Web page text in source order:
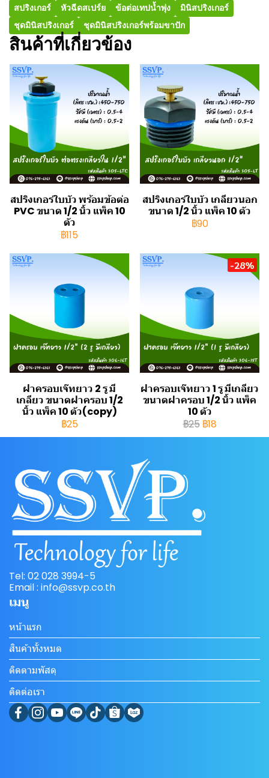
สปริงเกอร์
หัวฉีดสเปร์ย ข้อต่อเทปน้ำพุ่ง
มินิสปริงเกอร์
ชุดมินิสปริงเกอร์
ชุดมินิสปริงเกอร์พร้อมขาปัก
สินค้าที่เกี่ยวข้อง
สปริงเกอร์ใบบัว พร้อมข้อต่อ
PVC ขนาด 1/2 นิ้ว แพ็ค 10
ตัว
฿115
สปริงเกอร์ใบบัว เกลียวนอก
ขนาด 1/2 นิ้ว แพ็ค 10 ตัว
฿90
ฝาครอบเจ๊ทยาว 2 รู มี
เกลียว ขนาดฝาครอบ 1/2
นิ้ว แพ็ค 10 ตัว(copy)
฿25
-28%
ฝาครอบเจ๊ทยาว 1 รู มีเกลียว
ขนาดฝาครอบ 1/2 นิ้ว แพ็ค
10 ตัว
฿25 ฿18
Tel: 02 028 3994-5
Email : info@ssvp.co.th
เมนู
หน้าแรก
สินค้าทั้งหมด
ติดตามพัสดุ
ติดต่อเรา